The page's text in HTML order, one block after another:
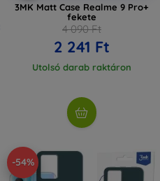
3MK Matt Case Realme 9 Pro+
fekete
4 090 Ft
2 241 Ft
Utolsó darab raktáron
-54%